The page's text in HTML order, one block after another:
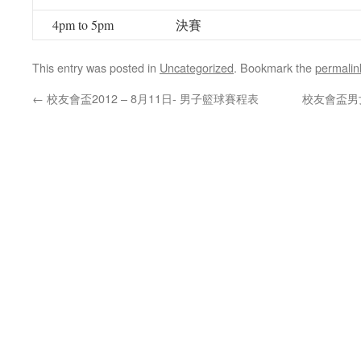
4pm to 5pm 決賽
This entry was posted in Uncategorized. Bookmark the
← 校友會盃2012 – 8月11日- 男子籃球賽程表 校友會盃